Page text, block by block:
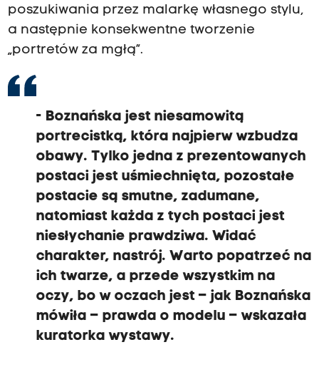
poszukiwania przez malarkę własnego stylu,
a następnie konsekwentne tworzenie
„portretów za mgłą”.
- Boznańska jest niesamowitą
portrecistką, która najpierw wzbudza
obawy. Tylko jedna z prezentowanych
postaci jest uśmiechnięta, pozostałe
postacie są smutne, zadumane,
natomiast każda z tych postaci jest
niesłychanie prawdziwa. Widać
charakter, nastrój. Warto popatrzeć na
ich twarze, a przede wszystkim na
oczy, bo w oczach jest – jak Boznańska
mówiła – prawda o modelu – wskazała
kuratorka wystawy.